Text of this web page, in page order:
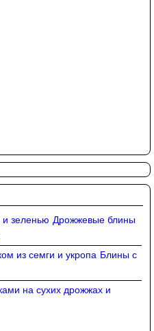
Дрожжевые блины
Блины с